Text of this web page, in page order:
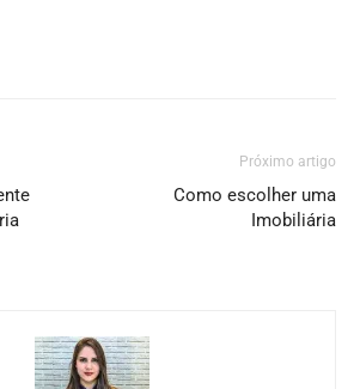
Próximo artigo
Como escolher uma
Imobiliária